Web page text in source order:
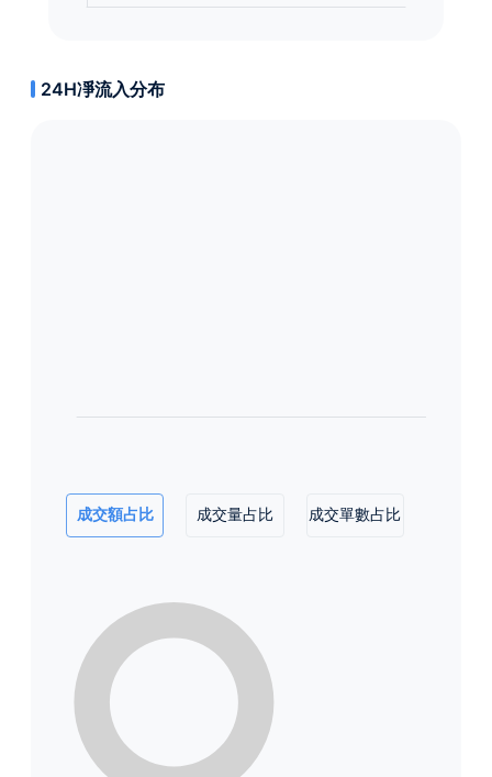
24H凈流入分布
成交額占比 成交量占比 成交單數占比